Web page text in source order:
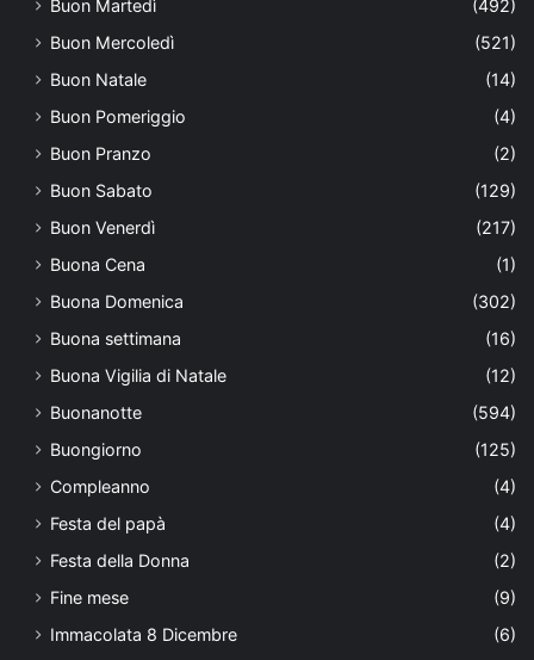
Buon Martedì
(492)
Buon Mercoledì
(521)
Buon Natale
(14)
Buon Pomeriggio
(4)
Buon Pranzo
(2)
Buon Sabato
(129)
Buon Venerdì
(217)
Buona Cena
(1)
Buona Domenica
(302)
Buona settimana
(16)
Buona Vigilia di Natale
(12)
Buonanotte
(594)
Buongiorno
(125)
Compleanno
(4)
Festa del papà
(4)
Festa della Donna
(2)
Fine mese
(9)
Immacolata 8 Dicembre
(6)